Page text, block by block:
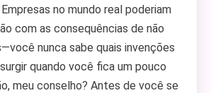
no mundo real poderiam
com as consequências de não
nunca sabe quais invenções
quando você fica um pouco
meu conselho? Antes de você se